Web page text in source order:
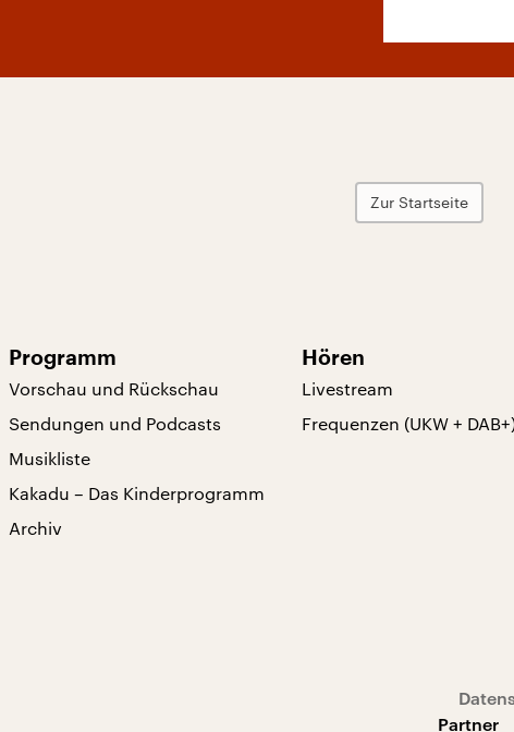
Zur Startseite
Programm
Vorschau und Rückschau
Sendungen und Podcasts
Musikliste
Kakadu – Das Kinderprogramm
Archiv
Hören
Livestream
Frequenzen (UKW +
Partner